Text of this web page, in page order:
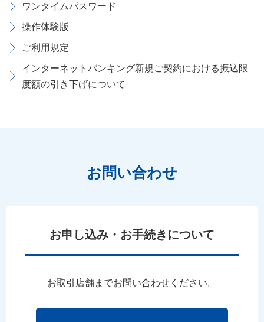
ワンタイムパスワード
操作体験版
ご利用規定
インターネットバンキング新規ご契約における振込限
度額の引き下げについて
お問い合わせ
お申し込み・お手続きについて
お取引店舗までお問い合わせください。